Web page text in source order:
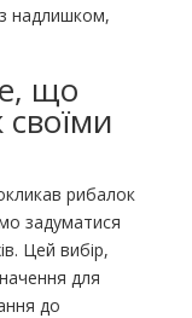
надлишком,
що
своїми
рибалок
задуматися
Цей вибір,
для
до